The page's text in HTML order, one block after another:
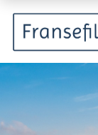
Animatie